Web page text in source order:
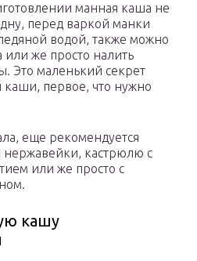
манная каша не
перед варкой манки
водой, также можно
или же просто налить
Это маленький секрет
первое, что нужно
еще рекомендуется
нержавейки, кастрюлю с
или же просто с
кашу